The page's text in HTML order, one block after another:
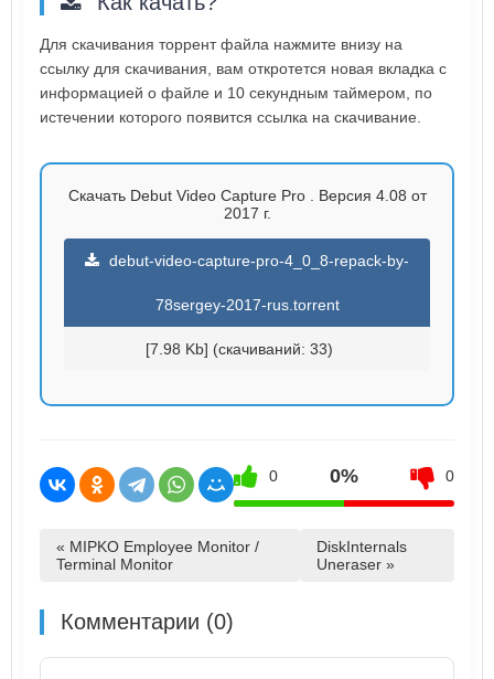
Для скачивания торрент файла нажмите внизу на
ссылку для скачивания, вам откротется новая вкладка с
информацией о файле и 10 секундным таймером, по
истечении которого появится ссылка на скачивание.
Скачать Debut Video Capture Pro . Версия 4.08 от
2017 г.
debut-video-capture-pro-4_0_8-repack-by-
78sergey-2017-rus.torrent
[7.98 Kb] (cкачиваний: 33)
0 0% 0
« MIPKO Employee Monitor /
Terminal Monitor
DiskInternals
Uneraser »
Комментарии (0)